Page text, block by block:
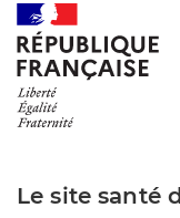
Le site santé